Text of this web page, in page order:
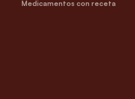
Medicamentos con receta